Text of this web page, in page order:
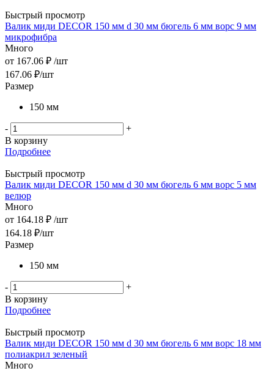
Быстрый просмотр
Валик миди DЕCOR 150 мм d 30 мм бюгель 6 мм ворс 9 мм
микрофибра
Много
от 167.06 ₽ /шт
167.06 ₽/шт
Размер
150 мм
-
+
В корзину
Подробнее
Быстрый просмотр
Валик миди DЕCOR 150 мм d 30 мм бюгель 6 мм ворс 5 мм
велюр
Много
от 164.18 ₽ /шт
164.18 ₽/шт
Размер
150 мм
-
+
В корзину
Подробнее
Быстрый просмотр
Валик миди DЕCOR 150 мм d 30 мм бюгель 6 мм ворс 18 мм
полиакрил зеленый
Много